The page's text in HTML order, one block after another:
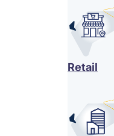
Retail